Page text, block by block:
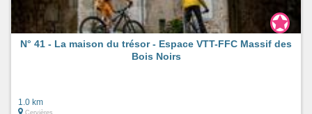
N° 41 - La maison du trésor - Espace VTT-FFC Massif des
Bois Noirs
1.0 km
Cervières